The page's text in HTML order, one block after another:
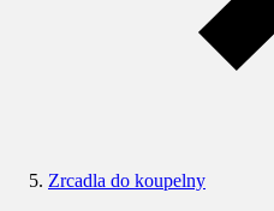
Zrcadla do koupelny